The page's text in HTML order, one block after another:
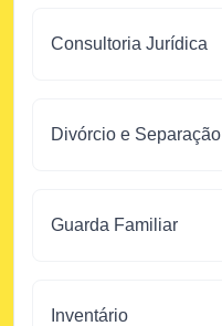
Consultoria Jurídica
Divórcio e Separação
Guarda Familiar
Inventário